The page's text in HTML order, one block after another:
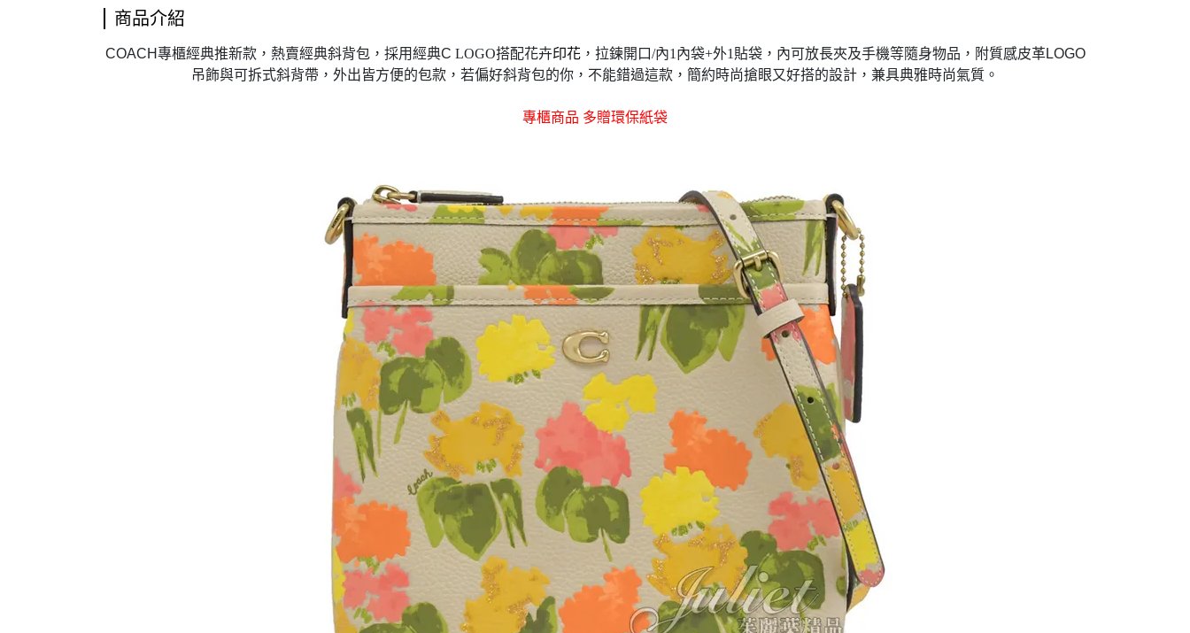
商品介紹
COACH專櫃經典推新款，熱賣經典斜背包，採用經典C LOGO搭配花卉印花，拉鍊開口/內1內袋+外1貼袋， 內可放長夾及手機等隨身物品 ， 附質感皮革LOGO
吊飾與可拆式斜背帶，外出皆方便的包款，若偏好斜背包的你，不能錯過這款，簡約時尚搶眼又好搭的設計，兼具典雅時尚氣質。
專櫃商品 多贈環保紙袋